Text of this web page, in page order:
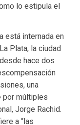
lo estipula el
está internada en
Plata, la ciudad
hace dos
una
por múltiples
Jorge Rachid.
a “las